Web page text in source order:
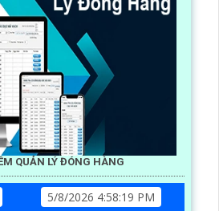
QUẢN LÝ ĐÓNG HÀNG
5/8/2026 4:58:19 PM